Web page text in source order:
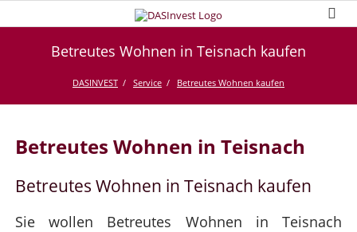
Betreutes Wohnen in Teisnach kaufen
DASINVEST Service Betreutes Wohnen kaufen
Betreutes Wohnen in Teisnach
Betreutes Wohnen in Teisnach kaufen
Sie wollen Betreutes Wohnen in Teisnach